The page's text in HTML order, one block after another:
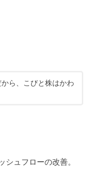
ら、こびと株はかわ
シュフローの改善。